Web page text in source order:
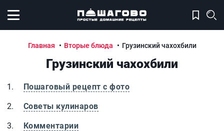
Открыть меню
Главная Вторые блюда Грузинский чахохбили
Грузинский чахохбили
Пошаговый рецепт с фото
Советы кулинаров
Комментарии